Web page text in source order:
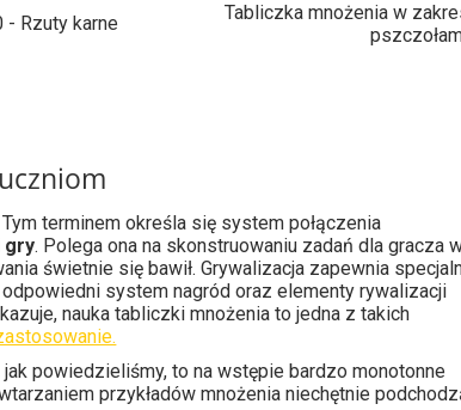
- Rzuty karne
Tabliczka mnożenia w
Tym terminem określa się system połączenia
gry. Polega ona na skonstruowaniu zadań dla gracza
świetnie się bawił. Grywalizacja zapewnia
system nagród oraz elementy rywalizacji
nauka tabliczki mnożenia to jedna z takich
jak powiedzieliśmy, to na wstępie bardzo monotonne
przykładów mnożenia niechętnie